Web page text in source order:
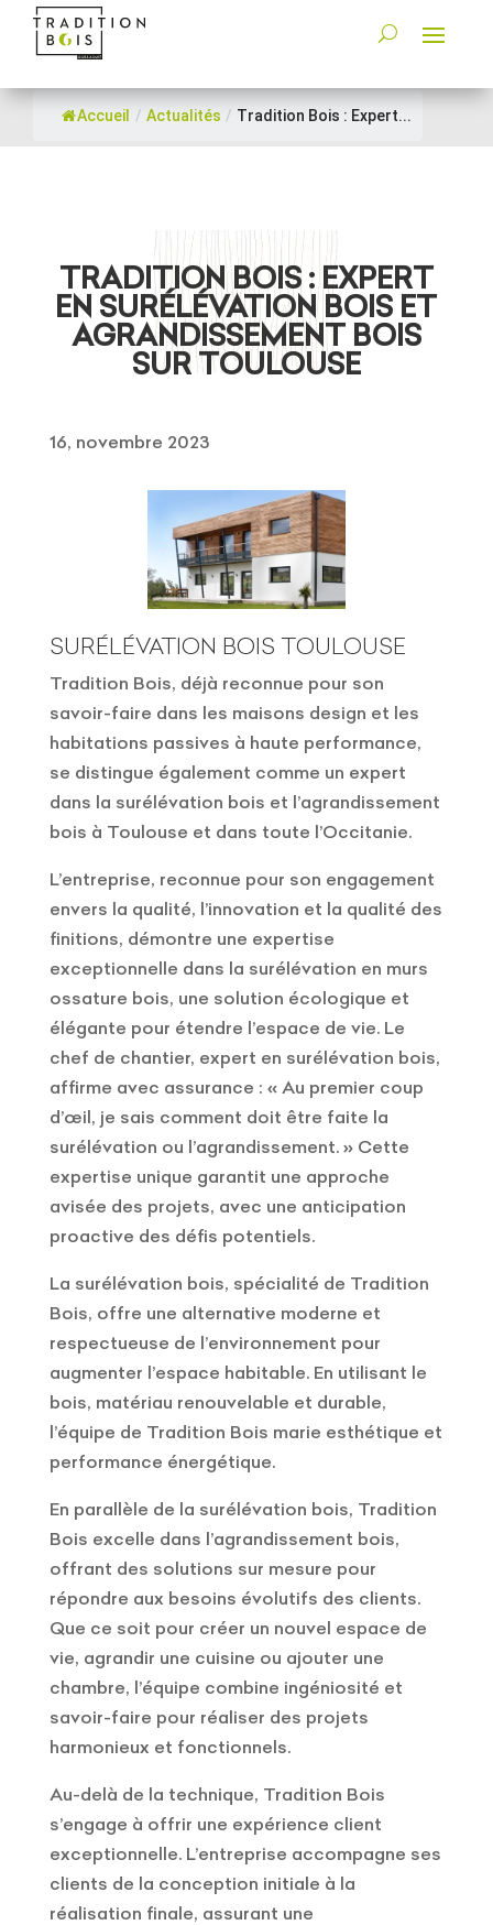
Accueil / Actualités / Tradition Bois : Expert...
TRADITION BOIS : EXPERT
EN SURÉLÉVATION BOIS ET
AGRANDISSEMENT BOIS
SUR TOULOUSE
16, novembre 2023
SURÉLÉVATION BOIS TOULOUSE
Tradition Bois, déjà reconnue pour son
savoir-faire dans les maisons design et les
habitations passives à haute performance,
se distingue également comme un expert
dans la surélévation bois et l’agrandissement
bois à Toulouse et dans toute l’Occitanie.
L’entreprise, reconnue pour son engagement
envers la qualité, l’innovation et la qualité des
finitions, démontre une expertise
exceptionnelle dans la surélévation en murs
ossature bois, une solution écologique et
élégante pour étendre l’espace de vie. Le
chef de chantier, expert en surélévation bois,
affirme avec assurance : « Au premier coup
d’œil, je sais comment doit être faite la
surélévation ou l’agrandissement. » Cette
expertise unique garantit une approche
avisée des projets, avec une anticipation
proactive des défis potentiels.
La surélévation bois, spécialité de Tradition
Bois, offre une alternative moderne et
respectueuse de l’environnement pour
augmenter l’espace habitable. En utilisant le
bois, matériau renouvelable et durable,
l’équipe de Tradition Bois marie esthétique et
performance énergétique.
En parallèle de la surélévation bois, Tradition
Bois excelle dans l’agrandissement bois,
offrant des solutions sur mesure pour
répondre aux besoins évolutifs des clients.
Que ce soit pour créer un nouvel espace de
vie, agrandir une cuisine ou ajouter une
chambre, l’équipe combine ingéniosité et
savoir-faire pour réaliser des projets
harmonieux et fonctionnels.
Au-delà de la technique, Tradition Bois
s’engage à offrir une expérience client
exceptionnelle. L’entreprise accompagne ses
clients de la conception initiale à la
réalisation finale, assurant une